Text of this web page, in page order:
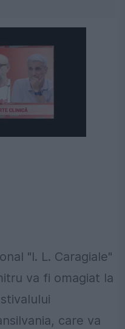
"I. L. Caragiale"
va fi omagiat la
care va